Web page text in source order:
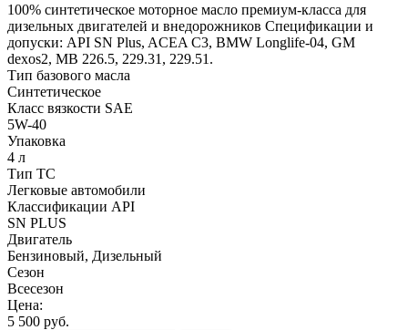
100% синтетическое моторное масло премиум-класса для
дизельных двигателей и внедорожников Спецификации и
допуски: API SN Plus, ACEA C3, BMW Longlife-04, GM
dexos2, MB 226.5, 229.31, 229.51.
Тип базового масла
Синтетическое
Класс вязкости SAE
5W-40
Упаковка
4 л
Тип ТС
Легковые автомобили
Классификации API
SN PLUS
Двигатель
Бензиновый, Дизельный
Сезон
Всесезон
Цена:
5 500 руб.